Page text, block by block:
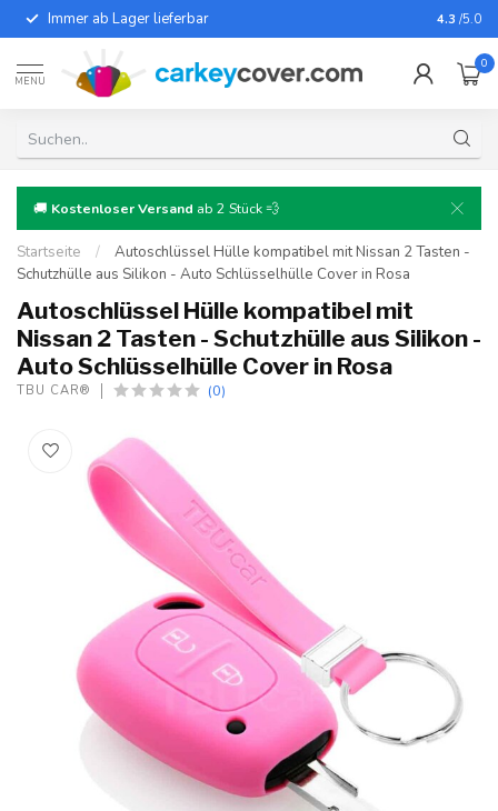
Immer ab Lager lieferbar Für fast
4.3 /5.0
MENU
0
🚚 Kostenloser Versand ab 2 Stück 💨
Startseite /
Autoschlüssel Hülle kompatibel mit Nissan 2 Tasten -
Schutzhülle aus Silikon - Auto Schlüsselhülle Cover in Rosa
Autoschlüssel Hülle kompatibel mit
Nissan 2 Tasten - Schutzhülle aus Silikon -
Auto Schlüsselhülle Cover in Rosa
TBU CAR® (0)